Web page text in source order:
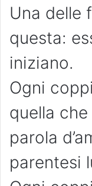
Una delle
questa:
iniziano.
Ogni
quella
parola
parentesi